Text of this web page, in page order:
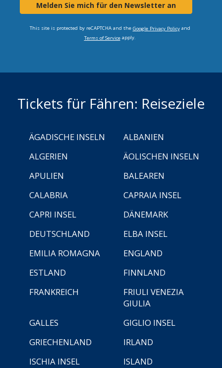
Melden Sie mich für den Newsletter an
This site is protected by reCAPTCHA and the Google Privacy Policyand
Terms of Serviceapply.
Tickets für Fähren: Reiseziele
ÄGADISCHE INSELN
ALBANIEN
ALGERIEN
ÄOLISCHEN INSELN
APULIEN
BALEAREN
CALABRIA
CAPRAIA INSEL
CAPRI INSEL
DÄNEMARK
DEUTSCHLAND
ELBA INSEL
EMILIA ROMAGNA
ENGLAND
ESTLAND
FINNLAND
FRANKREICH
FRIULI VENEZIA
GIULIA
GALLES
GIGLIO INSEL
GRIECHENLAND
IRLAND
ISCHIA INSEL
ISLAND